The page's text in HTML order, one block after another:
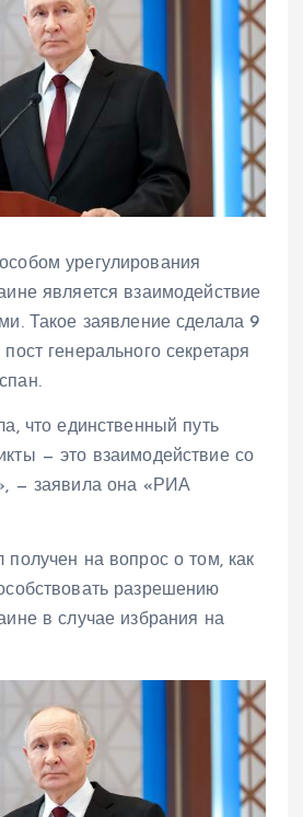
урегулирования
является взаимодействие
Такое заявление сделала 9
генерального секретаря
что единственный путь
— это взаимодействие со
— заявила она «РИА
на вопрос о том, как
разрешению
в случае избрания на